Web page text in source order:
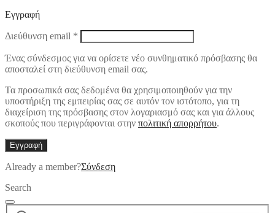
Εγγραφή
Διεύθυνση email * Απαιτείται
Ένας σύνδεσμος για να ορίσετε νέο συνθηματικό πρόσβασης θα
αποσταλεί στη διεύθυνση email σας.
Τα προσωπικά σας δεδομένα θα χρησιμοποιηθούν για την
υποστήριξη της εμπειρίας σας σε αυτόν τον ιστότοπο, για τη
διαχείριση της πρόσβασης στον λογαριασμό σας και για άλλους
σκοπούς που περιγράφονται στην πολιτική απορρήτου.
Εγγραφή
Already a member?Σύνδεση
Search
Αναζήτηση